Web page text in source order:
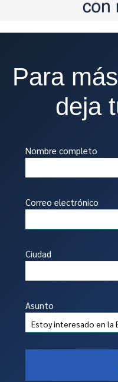
Para
deja
Nombre completo
Correo electrónico
Ciudad
Asunto